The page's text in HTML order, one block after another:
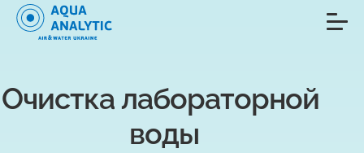
Очистка лабораторной
воды